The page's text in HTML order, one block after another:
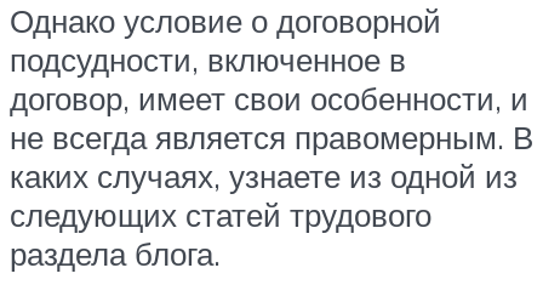
Однако условие о договорной
подсудности, включенное в
договор, имеет свои особенности, и
не всегда является правомерным. В
каких случаях, узнаете из одной из
следующих статей трудового
раздела блога.